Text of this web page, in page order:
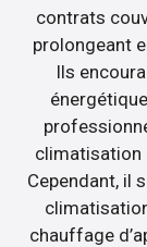
contrats
prolongeant
Ils
climatisation
Cependant, il
chauffage